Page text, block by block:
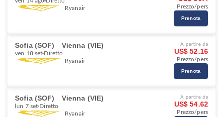
Ryanair
Prezzo/pers
Prenota
Sofia (SOF) Vienna (VIE)
ven 18 set Diretto
Ryanair
A partire da
US$ 52.16
Prezzo/pers
Prenota
Sofia (SOF) Vienna (VIE)
lun 7 set Diretto
Ryanair
A partire da
US$ 54.62
Prezzo/pers